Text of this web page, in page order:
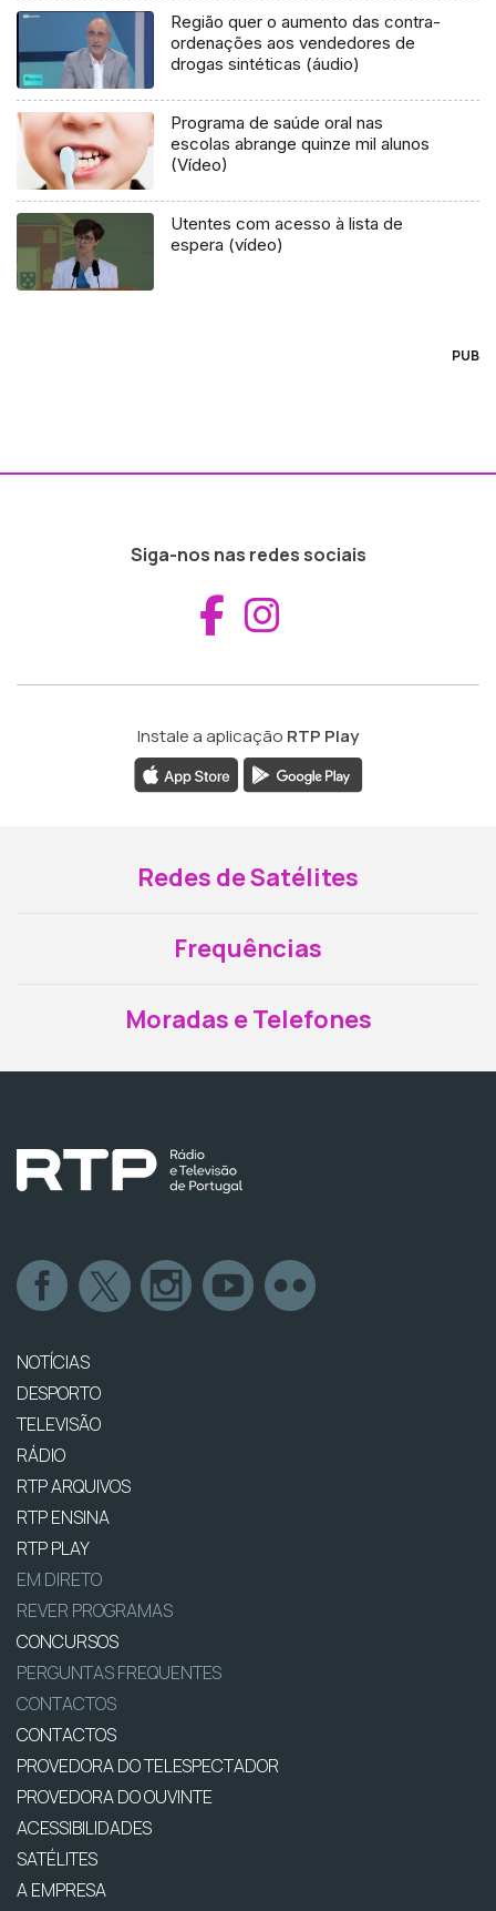
Região quer o aumento das contra-
ordenações aos vendedores de
drogas sintéticas (áudio)
Programa de saúde oral nas
escolas abrange quinze mil alunos
(Vídeo)
Utentes com acesso à lista de
espera (vídeo)
PUB
Siga-nos nas redes sociais
Aceder ao
Instale a aplicação RTP Play
Redes de Satélites
Frequências
Moradas e Telefones
NOTÍCIAS
DESPORTO
TELEVISÃO
RÁDIO
RTP ARQUIVOS
RTP ENSINA
RTP PLAY
EM DIRETO
REVER PROGRAMAS
CONCURSOS
PERGUNTAS FREQUENTES
CONTACTOS
CONTACTOS
PROVEDORA DO TELESPECTADOR
PROVEDORA DO OUVINTE
ACESSIBILIDADES
SATÉLITES
A EMPRESA